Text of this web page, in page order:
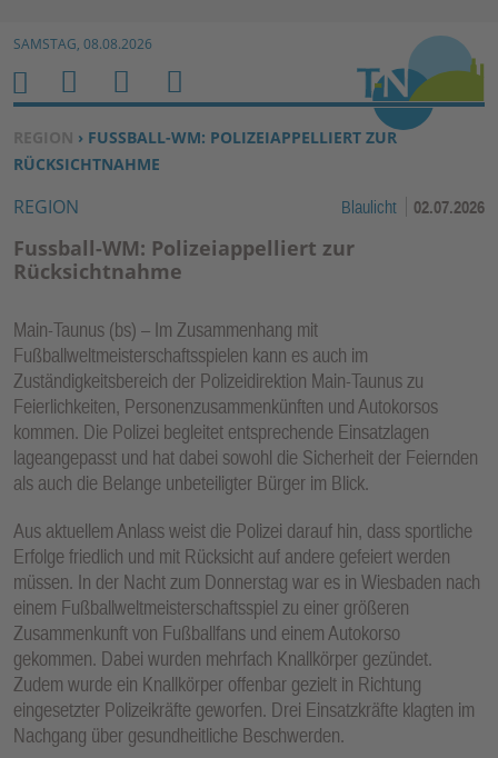
Zum Inhalt springen ↓
SAMSTAG, 08.08.2026
SIE BEFINDEN SICH HIER:
REGION › FUSSBALL-WM: POLIZEIAPPELLIERT ZUR
RÜCKSICHTNAHME
REGION Blaulicht 02.07.2026
Fussball-WM: Polizeiappelliert zur
Rücksichtnahme
Main-Taunus (bs) – Im Zusammenhang mit
Fußballweltmeisterschaftsspielen kann es auch im
Zuständigkeitsbereich der Polizeidirektion Main-Taunus zu
Feierlichkeiten, Personenzusammenkünften und Autokorsos
kommen. Die Polizei begleitet entsprechende Einsatzlagen
lageangepasst und hat dabei sowohl die Sicherheit der Feiernden
als auch die Belange unbeteiligter Bürger im Blick.
Aus aktuellem Anlass weist die Polizei darauf hin, dass sportliche
Erfolge friedlich und mit Rücksicht auf andere gefeiert werden
müssen. In der Nacht zum Donnerstag war es in Wiesbaden nach
einem Fußballweltmeisterschaftsspiel zu einer größeren
Zusammenkunft von Fußballfans und einem Autokorso
gekommen. Dabei wurden mehrfach Knallkörper gezündet.
Zudem wurde ein Knallkörper offenbar gezielt in Richtung
eingesetzter Polizeikräfte geworfen. Drei Einsatzkräfte klagten im
Nachgang über gesundheitliche Beschwerden.
H
O
M
E
M
E
N
U
S
U
C
N
B
E
Z
E
F
U
N
K
TI
O
N
E
N